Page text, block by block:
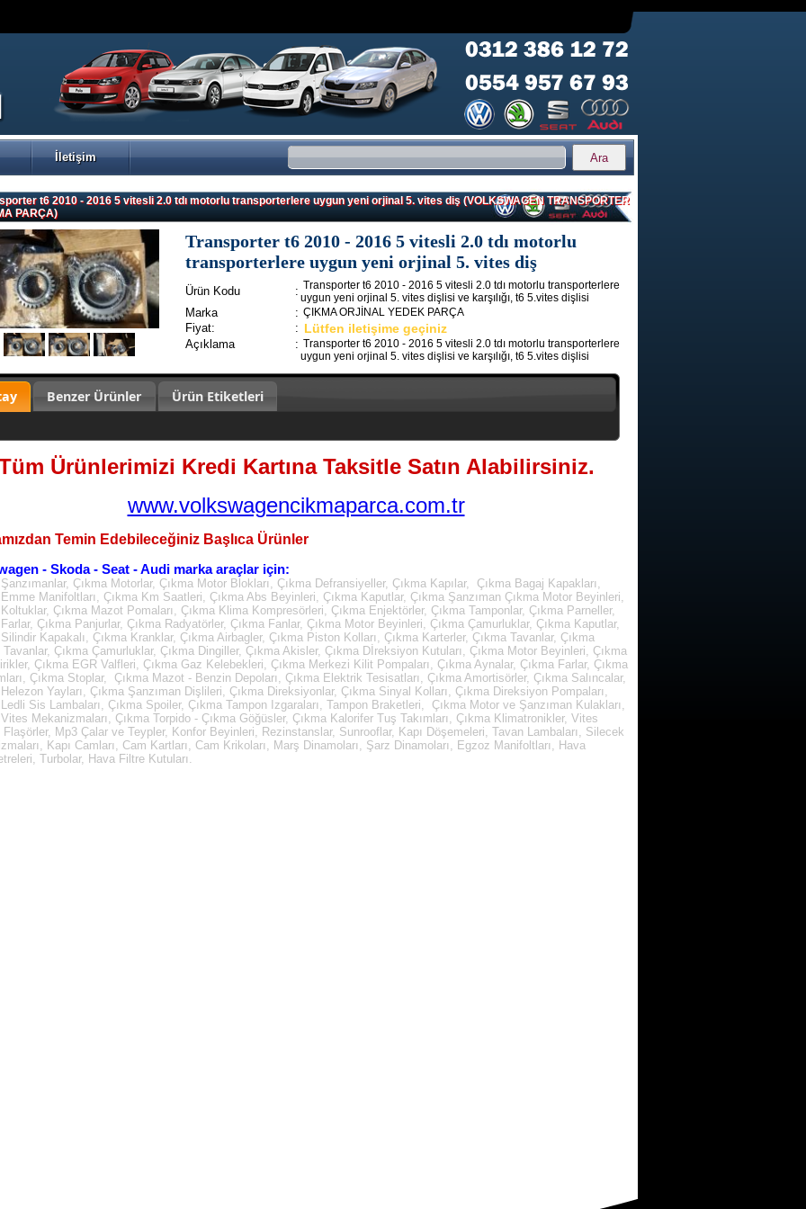
İletişim
t6 2010 - 2016 5 vitesli 2.0 tdı motorlu transporterlere uygun yeni orjinal 5. vites diş (VOLKSWAGEN TRANSPORTER
PARÇA)
Transporter t6 2010 - 2016 5 vitesli 2.0 tdı motorlu
transporterlere uygun yeni orjinal 5. vites diş
Ürün Kodu : Transporter t6 2010 - 2016 5 vitesli 2.0 tdı motorlu transporterlere
uygun yeni orjinal 5. vites dişlisi ve karşılığı, t6 5.vites dişlisi
Marka : ÇIKMA ORJİNAL YEDEK PARÇA
Fiyat: : Lütfen iletişime geçiniz
Açıklama : Transporter t6 2010 - 2016 5 vitesli 2.0 tdı motorlu transporterlere
uygun yeni orjinal 5. vites dişlisi ve karşılığı, t6 5.vites dişlisi
Benzer Ürünler Ürün Etiketleri
Ürünlerimizi Kredi Kartına Taksitle Satın Alabilirsiniz.
www.volkswagencikmaparca.com.tr
Temin Edebileceğiniz Başlıca Ürünler
- Skoda - Seat - Audi marka araçlar için:
Çıkma Motorlar, Çıkma Motor Blokları, Çıkma Defransiyeller, Çıkma Kapılar, Çıkma Bagaj Kapakları,
Emme Manifoltları, Çıkma Km Saatleri, Çıkma Abs Beyinleri, Çıkma Kaputlar, Çıkma Şanzıman Çıkma Motor Beyinleri,
Koltuklar, Çıkma Mazot Pomaları, Çıkma Klima Kompresörleri, Çıkma Enjektörler, Çıkma Tamponlar, Çıkma Parneller,
Farlar, Çıkma Panjurlar, Çıkma Radyatörler, Çıkma Fanlar, Çıkma Motor Beyinleri, Çıkma Çamurluklar, Çıkma Kaputlar,
Kapakalı, Çıkma Kranklar, Çıkma Airbagler, Çıkma Piston Kolları, Çıkma Karterler, Çıkma Tavanlar, Çıkma
Tavanlar, Çıkma Çamurluklar, Çıkma Dingiller, Çıkma Akisler, Çıkma Dİreksiyon Kutuları, Çıkma Motor Beyinleri, Çıkma
Çıkma EGR Valfleri, Çıkma Gaz Kelebekleri, Çıkma Merkezi Kilit Pompaları, Çıkma Aynalar, Çıkma Farlar, Çıkma
Çıkma Stoplar, Çıkma Mazot - Benzin Depoları, Çıkma Elektrik Tesisatları, Çıkma Amortisörler, Çıkma Salıncalar,
Helezon Yayları, Çıkma Şanzıman Dişlileri, Çıkma Direksiyonlar, Çıkma Sinyal Kolları, Çıkma Direksiyon Pompaları,
Ledli Sis Lambaları, Çıkma Spoiler, Çıkma Tampon Izgaraları, Tampon Braketleri, Çıkma Motor ve Şanzıman Kulakları,
Vites Mekanizmaları, Çıkma Torpido - Çıkma Göğüsler, Çıkma Kalorifer Tuş Takımları, Çıkma Klimatronikler, Vites
Flaşörler, Mp3 Çalar ve Teypler, Konfor Beyinleri, Rezinstanslar, Sunrooflar, Kapı Döşemeleri, Tavan Lambaları, Silecek
Kapı Camları, Cam Kartları, Cam Krikoları, Marş Dinamoları, Şarz Dinamoları, Egzoz Manifoltları, Hava
Turbolar, Hava Filtre Kutuları.